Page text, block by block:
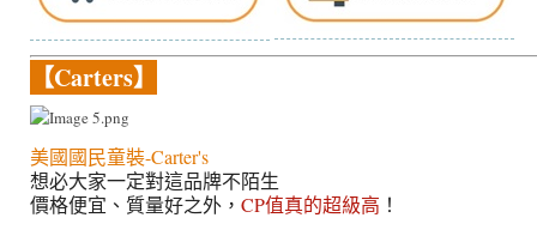
【Carters】
美國國民童裝-Carter's
想必大家一定對這品牌不陌生
價格便宜、質量好之外， CP值真的超級高 ！